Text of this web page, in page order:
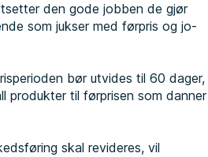
den gode jobben de gjør
som jukser med førpris og jo-
bør utvides til 60 dager,
produkter til førprisen som danner
skal revideres, vil